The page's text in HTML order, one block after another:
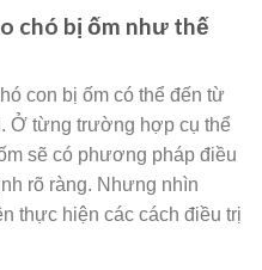
chó bị ốm như thế
con bị ốm có thể đến từ
Ở từng trường hợp cụ thể
sẽ có phương pháp điều
rõ ràng. Nhưng nhìn
thực hiện các cách điều trị